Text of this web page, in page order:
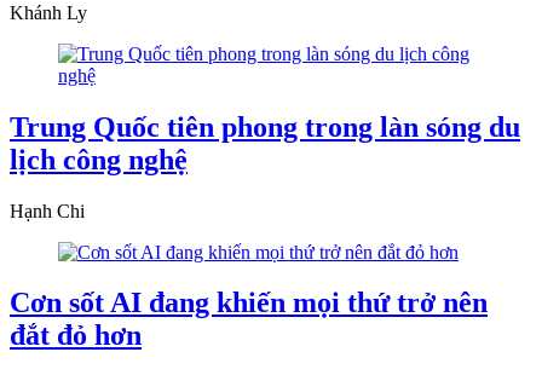
Khánh Ly
Trung Quốc tiên phong trong làn sóng du
lịch công nghệ
Hạnh Chi
Cơn sốt AI đang khiến mọi thứ trở nên
đắt đỏ hơn